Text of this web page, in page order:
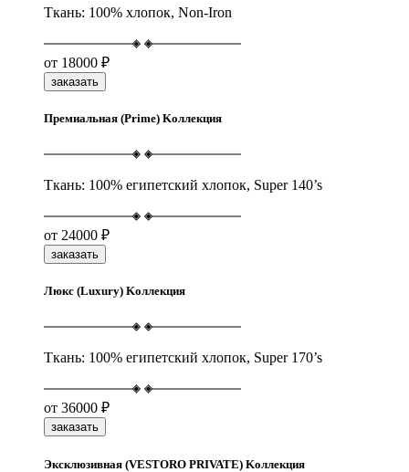
Ткань: 100% хлопок, Non-Iron
от 18000 ₽
заказать
Премиальная (Prime) Kоллекция
Ткань: 100% египетский хлопок, Super 140’s
от 24000 ₽
заказать
Люкс (Luxury) Kоллекция
Ткань: 100% египетский хлопок, Super 170’s
от 36000 ₽
заказать
Эксклюзивная (VESTORO PRIVATE) Kоллекция